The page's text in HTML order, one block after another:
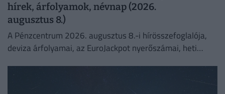
hírek, árfolyamok, névnap (2026.
augusztus 8.)
A Pénzcentrum 2026. augusztus 8.-i hírösszefoglalója,
deviza árfolyamai, az EuroJackpot nyerőszámai, heti